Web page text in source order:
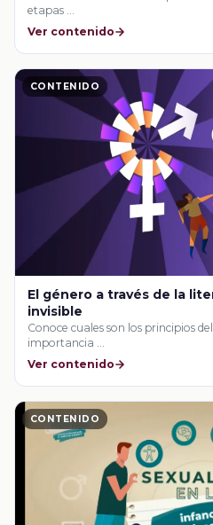
etapas …
Ver contenido
CONTENIDO
El género a través de la literatura para dejar de ser
invisible
Conoce cuales son los principios
importancia …
Ver contenido
CONTENIDO